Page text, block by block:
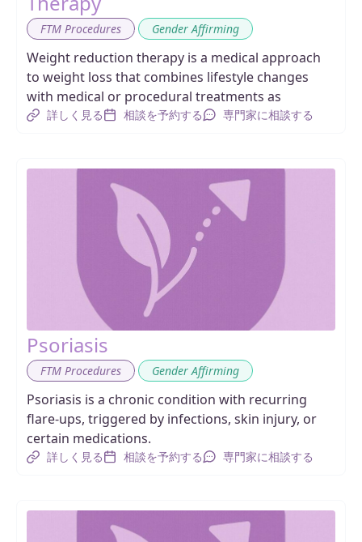
FTM Procedures Gender Affirming
Weight reduction therapy is a medical approach
to weight loss that combines lifestyle changes
with medical or procedural treatments as
詳しく見る 相談を予約する 専門家に相談する
Psoriasis
FTM Procedures Gender Affirming
Psoriasis is a chronic condition with recurring
flare-ups, triggered by infections, skin injury, or
certain medications.
詳しく見る 相談を予約する 専門家に相談する